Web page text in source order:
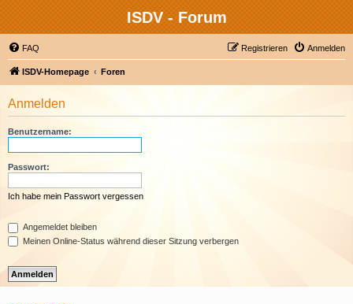
ISDV - Forum
FAQ Anmelden
Registrieren
ISDV-Homepage Foren
Anmelden
Benutzername:
Passwort:
Ich habe mein Passwort vergessen
Angemeldet bleiben
Meinen Online-Status während dieser Sitzung verbergen